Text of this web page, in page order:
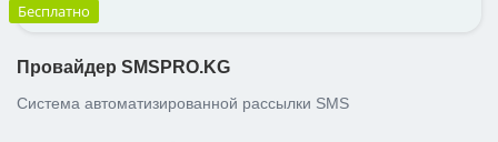
Бесплатно
Провайдер SMSPRO.KG
Cистема автоматизированной рассылки SMS